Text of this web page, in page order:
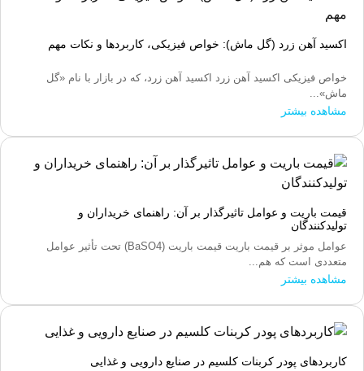
اکسید آهن زرد (گل ماش): خواص فیزیکی، کاربردها و نکات مهم
خواص فیزیکی اکسید آهن زرد اکسید آهن زرد، که در بازار با نام «گل
ماش»...
مشاهده بیشتر
قیمت باریت و عوامل تاثیرگذار بر آن: راهنمای خریداران و
تولیدکنندگان
عوامل موثر بر قیمت باریت قیمت باریت (BaSO4) تحت تأثیر عوامل
متعددی است که هم...
مشاهده بیشتر
کاربردهای پودر کربنات کلسیم در صنایع دارویی و غذایی